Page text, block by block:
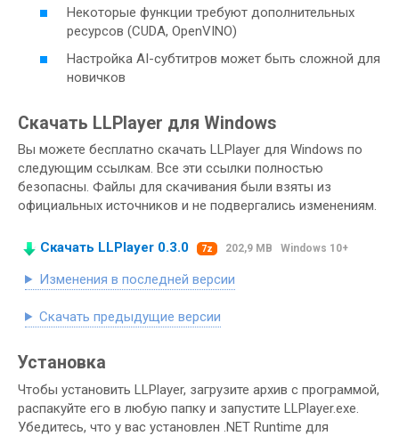
Некоторые функции требуют дополнительных
ресурсов (CUDA, OpenVINO)
Настройка AI-субтитров может быть сложной для
новичков
Скачать LLPlayer для Windows
Вы можете бесплатно скачать LLPlayer для Windows по
следующим ссылкам. Все эти ссылки полностью
безопасны. Файлы для скачивания были взяты из
официальных источников и не подвергались изменениям.
Скачать LLPlayer 0.3.0 7z 202,9 MB Windows 10+
Изменения в последней версии
Скачать предыдущие версии
Установка
Чтобы установить LLPlayer, загрузите архив с программой,
распакуйте его в любую папку и запустите LLPlayer.exe.
Убедитесь, что у вас установлен .NET Runtime для